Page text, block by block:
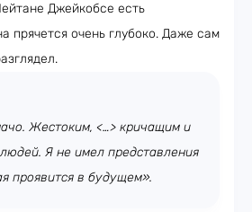
Джейкобсе есть
прячется очень глубоко. Даже сам
Жестоким, <…> кричащим и
Я не имел представления
проявится в будущем».